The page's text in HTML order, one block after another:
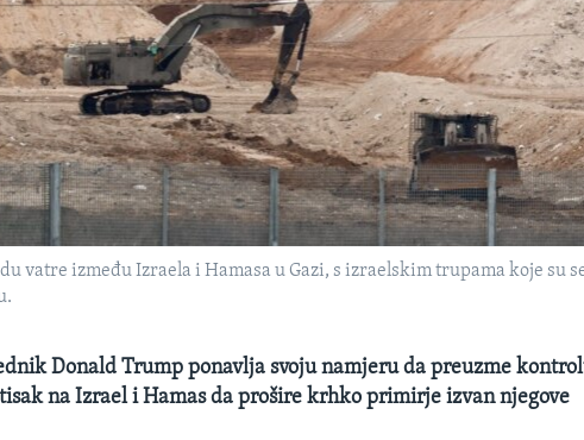
vatre između Izraela i Hamasa u Gazi, s izraelskim trupama koje su
Donald Trump ponavlja svoju namjeru da preuzme
na Izrael i Hamas da prošire krhko primirje izvan njegove